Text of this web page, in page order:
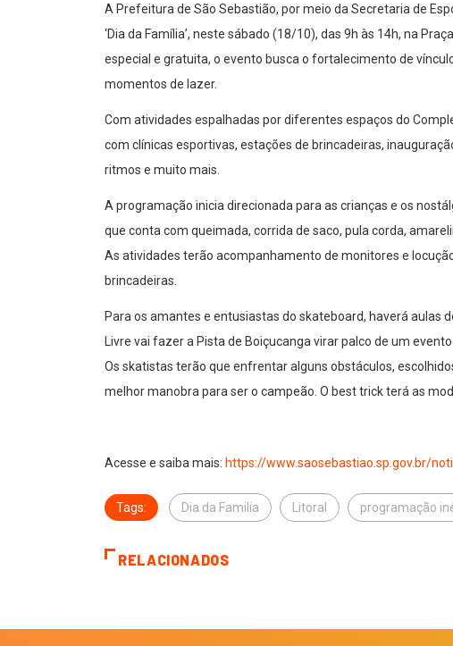
A Prefeitura de São Sebastião, por meio da Secretaria de
‘Dia da Família’, neste sábado (18/10), das 9h às 14h, na
especial e gratuita, o evento busca o fortalecimento de
momentos de lazer.
Com atividades espalhadas por diferentes espaços do
com clínicas esportivas, estações de brincadeiras,
ritmos e muito mais.
A programação inicia direcionada para as crianças e os
que conta com queimada, corrida de saco, pula corda,
As atividades terão acompanhamento de monitores e
brincadeiras.
Para os amantes e entusiastas do skateboard, haverá aulas
Livre vai fazer a Pista de Boiçucanga virar palco de um
Os skatistas terão que enfrentar alguns obstáculos,
melhor manobra para ser o campeão. O best trick terá as
Acesse e saiba mais: https://www.saosebastiao.sp.gov.br/
Tags: Dia da Familia Litoral programação
RELACIONADOS